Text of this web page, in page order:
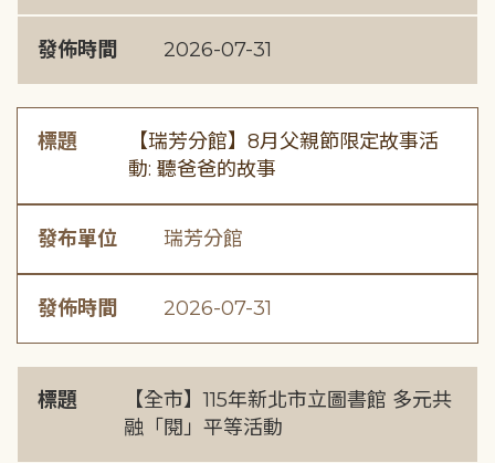
發佈時間 2026-07-31
標題
【瑞芳分館】8月父親節限定故事活
動: 聽爸爸的故事
發布單位 瑞芳分館
發佈時間 2026-07-31
標題
【全市】115年新北市立圖書館 多元共
融「閱」平等活動